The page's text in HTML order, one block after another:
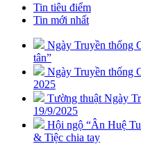
Tin tiêu điểm
Tin mới nhất
Ngày Truyền thống
tân”
Ngày Truyền thống
2025
Tường thuật Ngày
19/9/2025
Hội ngộ “Ân Huệ
& Tiệc chia tay